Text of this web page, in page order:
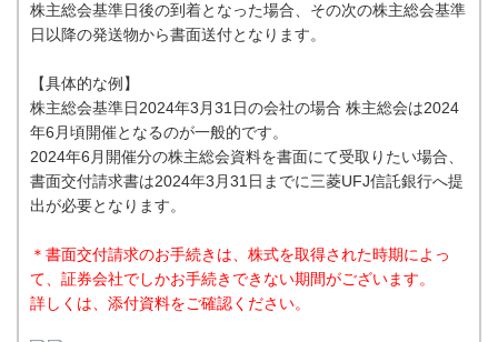
株主総会基準日後の到着となった場合、その次の株主総会基準
日以降の発送物から書面送付となります。
【具体的な例】
株主総会基準日2024年3月31日の会社の場合 株主総会は2024
年6月頃開催となるのが一般的です。
2024年6月開催分の株主総会資料を書面にて受取りたい場合、
書面交付請求書は2024年3月31日までに三菱UFJ信託銀行へ提
出が必要となります。
＊書面交付請求のお手続きは、株式を取得された時期によっ
て、証券会社でしかお手続きできない期間がございます。
詳しくは、添付資料をご確認ください。